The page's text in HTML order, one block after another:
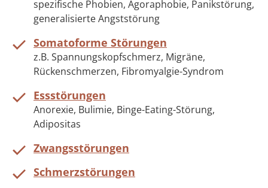
spezifische Phobien, Agoraphobie, Panikstörung,
generalisierte Angststörung
Somatoforme Störungen
z.B. Spannungskopfschmerz, Migräne,
Rückenschmerzen, Fibromyalgie-Syndrom
Essstörungen
Anorexie, Bulimie, Binge-Eating-Störung,
Adipositas
Zwangsstörungen
Schmerzstörungen